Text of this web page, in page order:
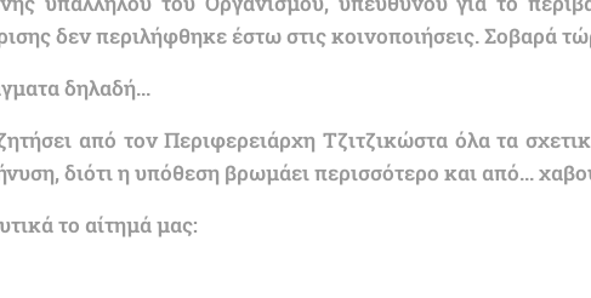
δεν περιλήφθηκε έστω στις κοινοποιήσεις. Σοβαρά
δηλαδή...
από τον Περιφερειάρχη Τζιτζικώστα όλα τα
διότι η υπόθεση βρωμάει περισσότερο και από...
το αίτημά μας: